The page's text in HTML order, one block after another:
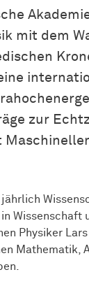
mit dem
zur
jährlich
Wissenschaft
Physiker
Mathematik,